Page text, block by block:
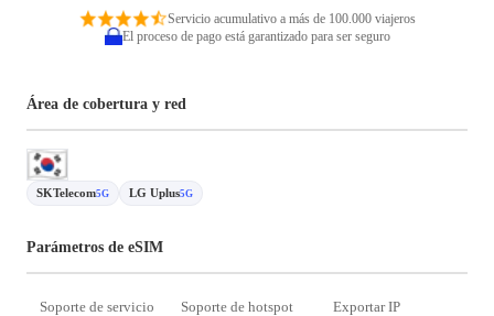
Servicio acumulativo a más de 100.000 viajeros
El proceso de pago está garantizado para ser seguro
Área de cobertura y red
SKTelecom5G LG Uplus5G
Parámetros de eSIM
Soporte de servicio
Soporte de hotspot
Exportar IP